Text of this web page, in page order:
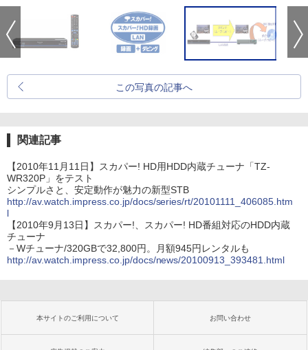
この写真の記事へ
関連記事
【2010年11月11日】スカパー! HD用HDD内蔵チューナ「TZ-
WR320P」をテスト
シンプルさと、安定動作が魅力の新型STB
http://av.watch.impress.co.jp/docs/series/rt/20101111_406085.htm
l
【2010年9月13日】スカパー!、スカパー! HD番組対応のHDD内蔵
チューナ
－Wチューナ/320GBで32,800円。月額945円レンタルも
http://av.watch.impress.co.jp/docs/news/20100913_393481.html
本サイトのご利用について お問い合わせ